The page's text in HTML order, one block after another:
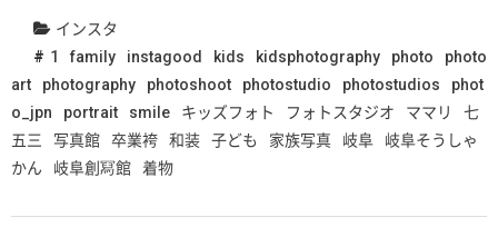
インスタ
1
family instagood kids kidsphotography photo
photo
art
photography photoshoot photostudio photostudios
phot
o_jpn
portrait smile キッズフォト フォトスタジオ ママリ
七
五三
写真館 卒業袴 和装 子ども 家族写真 岐阜
岐阜そうしゃ
かん
岐阜創冩館 着物